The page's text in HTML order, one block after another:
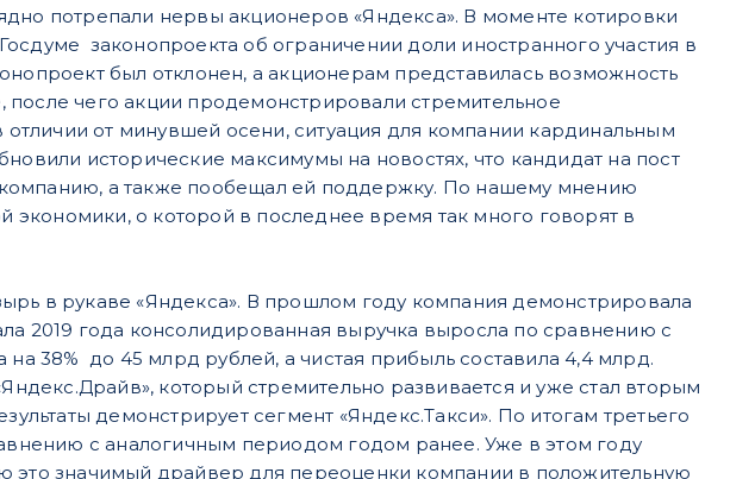
потрепали нервы акционеров «Яндекса». В моменте котировки
законопроекта об ограничении доли иностранного участия в
был отклонен, а акционерам представилась возможность
чего акции продемонстрировали стремительное
отличии от минувшей осени, ситуация для компании кардинальным
исторические максимумы на новостях, что кандидат на пост
а также пообещал ей поддержку. По нашему мнению
о которой в последнее время так много говорят в
в рукаве «Яндекса». В прошлом году компания демонстрировала
2019 года консолидированная выручка выросла по сравнению с
на 38% до 45 млрд рублей, а чистая прибыль составила 4,4 млрд.
который стремительно развивается и уже стал вторым
демонстрирует сегмент «Яндекс.Такси». По итогам третьего
с аналогичным периодом годом ранее. Уже в этом году
это значимый драйвер для переоценки компании в положительную